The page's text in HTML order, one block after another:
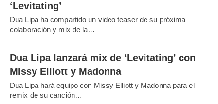
‘Levitating’
Dua Lipa ha compartido un video teaser de su próxima
colaboración y mix de la…
Dua Lipa lanzará mix de ‘Levitating’ con
Missy Elliott y Madonna
Dua Lipa hará equipo con Missy Elliott y Madonna para el
remix de su canción…